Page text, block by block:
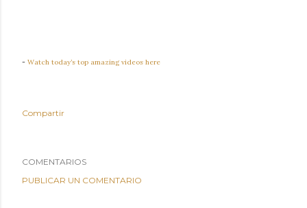
- Watch today’s top amazing videos here
Compartir
COMENTARIOS
PUBLICAR UN COMENTARIO